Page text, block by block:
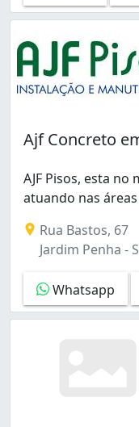
Ajf Concreto
AJF Pisos, esta no
atuando nas áreas
Rua Bastos, 67
Jardim Penha -
Whatsapp